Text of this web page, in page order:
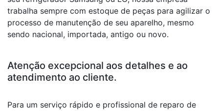
trabalha sempre com estoque de peças para agilizar o
processo de manutenção de seu aparelho, mesmo
sendo nacional, importada, antigo ou novo.
Atenção excepcional aos detalhes e ao
atendimento ao cliente.
Para um serviço rápido e profissional de reparo de